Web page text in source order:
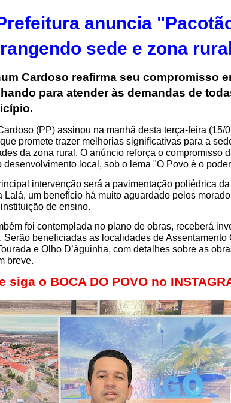
anuncia
sede e zona rural
Cardoso reafirma seu compromisso
para atender às demandas de
(PP) assinou na manhã desta terça-feira (15/
promete trazer melhorias significativas para a
da zona rural. O anúncio reforça o compromisso
desenvolvimento local, sob o lema "O Povo é o
intervenção será a pavimentação poliédrica
Lalá, um benefício há muito aguardado pelos
de ensino.
foi contemplada no plano de obras, receberá
Serão beneficiadas as localidades de Assentamento
e Olho D’àguinha, com detalhes sobre as
breve.
siga o BOCA DO POVO no